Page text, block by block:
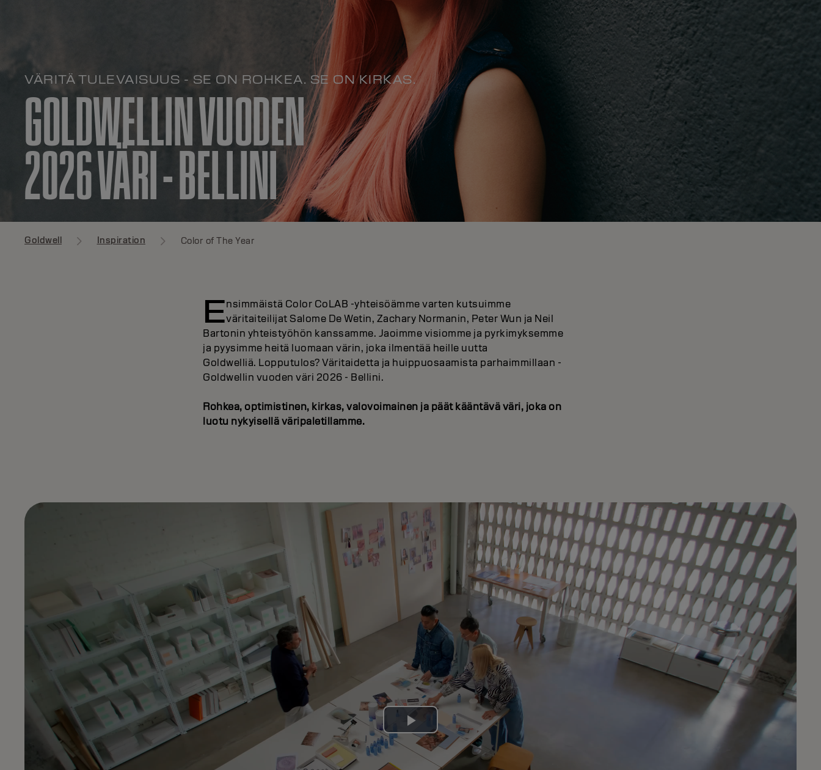
VÄRITÄ TULEVAISUUS - SE ON ROHKEA. SE ON KIRKAS.
GOLDWELLIN VUODEN
2026 VÄRI - BELLINI
Goldwell Inspiration Color of The Year
Ensimmäistä Color CoLAB -yhteisöämme varten kutsuimme
väritaiteilijat Salome De Wetin, Zachary Normanin, Peter Wun ja Neil
Bartonin yhteistyöhön kanssamme. Jaoimme visiomme ja pyrkimyksemme
ja pyysimme heitä luomaan värin, joka ilmentää heille uutta
Goldwelliä. Lopputulos? Väritaidetta ja huippuosaamista parhaimmillaan -
Goldwellin vuoden väri 2026 - Bellini.
Rohkea, optimistinen, kirkas, valovoimainen ja päät kääntävä väri, joka on
luotu nykyisellä väripaletillamme.
Play
Video